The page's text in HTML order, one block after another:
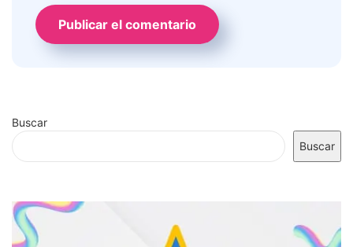
Buscar
Buscar